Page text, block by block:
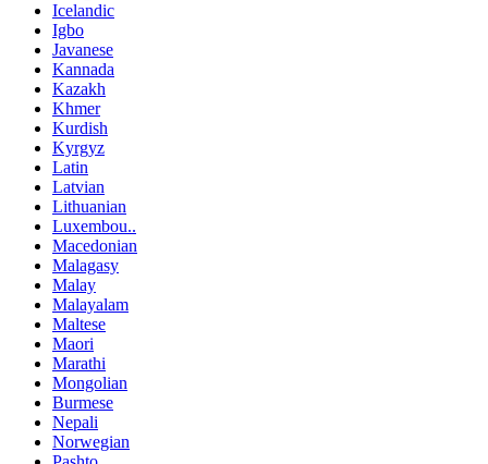
Icelandic
Igbo
Javanese
Kannada
Kazakh
Khmer
Kurdish
Kyrgyz
Latin
Latvian
Lithuanian
Luxembou..
Macedonian
Malagasy
Malay
Malayalam
Maltese
Maori
Marathi
Mongolian
Burmese
Nepali
Norwegian